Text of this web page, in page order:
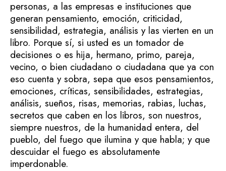
personas, a las empresas e instituciones que
generan pensamiento, emoción, criticidad,
sensibilidad, estrategia, análisis y las vierten en un
libro. Porque sí, si usted es un tomador de
decisiones o es hija, hermano, primo, pareja,
vecino, o bien ciudadano o ciudadana que ya con
eso cuenta y sobra, sepa que esos pensamientos,
emociones, críticas, sensibilidades, estrategias,
análisis, sueños, risas, memorias, rabias, luchas,
secretos que caben en los libros, son nuestros,
siempre nuestros, de la humanidad entera, del
pueblo, del fuego que ilumina y que habla; y que
descuidar el fuego es absolutamente
imperdonable.